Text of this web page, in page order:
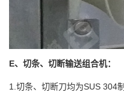
E、切条、切断输送组合机：
1.切条、切断刀均为SUS 304